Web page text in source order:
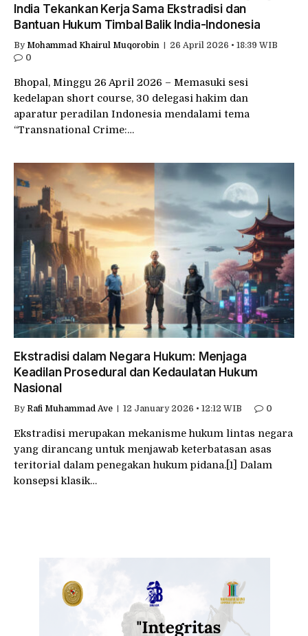
India Tekankan Kerja Sama Ekstradisi dan
Bantuan Hukum Timbal Balik India-Indonesia
By Mohammad Khairul Muqorobin
26 April 2026 • 18:39 WIB
0
Bhopal, Minggu 26 April 2026 – Memasuki sesi
kedelapan short course, 30 delegasi hakim dan
aparatur peradilan Indonesia mendalami tema
“Transnational Crime:…
Ekstradisi dalam Negara Hukum: Menjaga
Keadilan Prosedural dan Kedaulatan Hukum
Nasional
By Rafi Muhammad Ave 12 January 2026 • 12:12 WIB 0
Ekstradisi merupakan mekanisme hukum lintas negara
yang dirancang untuk menjawab keterbatasan asas
teritorial dalam penegakan hukum pidana.[1] Dalam
konsepsi klasik…